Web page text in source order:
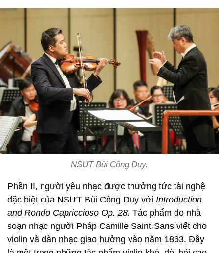
NSƯT Bùi Công Duy.
Phần II, người yêu nhạc được thưởng tức tài nghệ
đặc biệt của NSƯT Bùi Công Duy với Introduction
and Rondo Capriccioso Op. 28. Tác phẩm do nhà
soạn nhạc người Pháp Camille Saint-Sans viết cho
violin và dàn nhạc giao hưởng vào năm 1863. Đây